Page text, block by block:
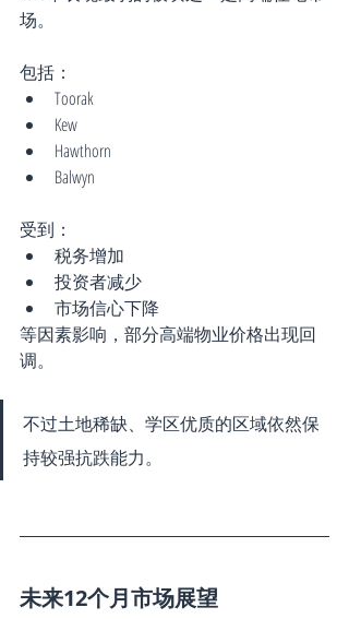
场。
包括：
Toorak
Kew
Hawthorn
Balwyn
受到：
税务增加
投资者减少
市场信心下降
等因素影响，部分高端物业价格出现回
调。
不过土地稀缺、学区优质的区域依然保
持较强抗跌能力。
未来12个月市场展望